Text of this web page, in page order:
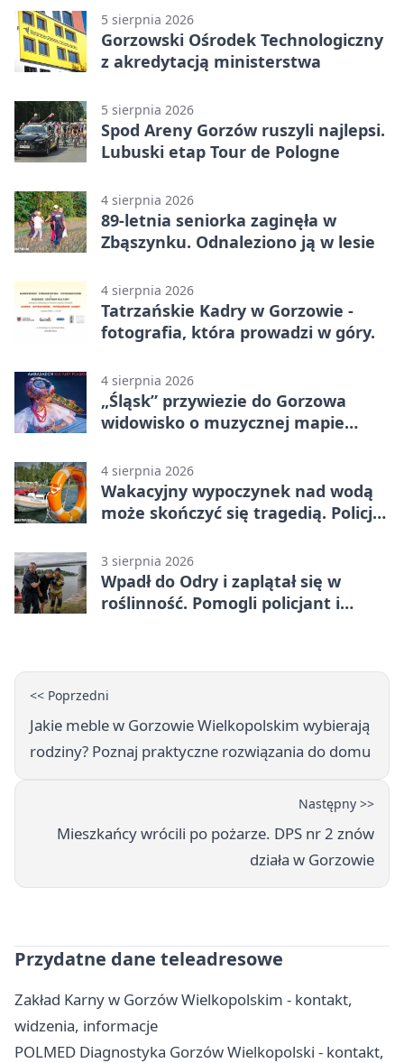
5 sierpnia 2026
Gorzowski Ośrodek Technologiczny
z akredytacją ministerstwa
5 sierpnia 2026
Spod Areny Gorzów ruszyli najlepsi.
Lubuski etap Tour de Pologne
4 sierpnia 2026
89-letnia seniorka zaginęła w
Zbąszynku. Odnaleziono ją w lesie
4 sierpnia 2026
Tatrzańskie Kadry w Gorzowie -
fotografia, która prowadzi w góry.
4 sierpnia 2026
„Śląsk” przywiezie do Gorzowa
widowisko o muzycznej mapie
4 sierpnia 2026
Wakacyjny wypoczynek nad wodą
może skończyć się tragedią. Policja
3 sierpnia 2026
Wpadł do Odry i zaplątał się w
roślinność. Pomogli policjant i
<< Poprzedni
Jakie meble w Gorzowie Wielkopolskim wybierają
rodziny? Poznaj praktyczne rozwiązania do domu
Następny >>
Mieszkańcy wrócili po pożarze. DPS nr 2 znów
działa w Gorzowie
Przydatne dane teleadresowe
Zakład Karny w Gorzów Wielkopolskim - kontakt,
widzenia, informacje
POLMED Diagnostyka Gorzów Wielkopolski - kontakt,